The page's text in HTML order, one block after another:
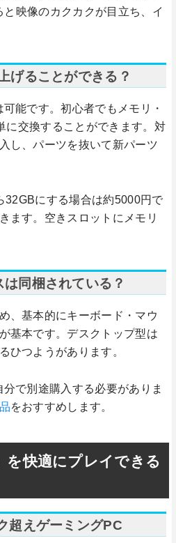
映像のカクカクが目立ち、イ
げることができる？
能です。初心者でもメモリ・
に交換することができます。対
し、パーツを抜いて新パーツ
32GBにする場合は約5000円で
ます。空きスロットにメモリ
同梱されている？
、基本的にキーボード・マウ
基本です。デスクトップ型は
ひつようがあります。
で別途購入する必要がありま
をおすすめします。
を快適にプレイできる
超えゲーミングPC